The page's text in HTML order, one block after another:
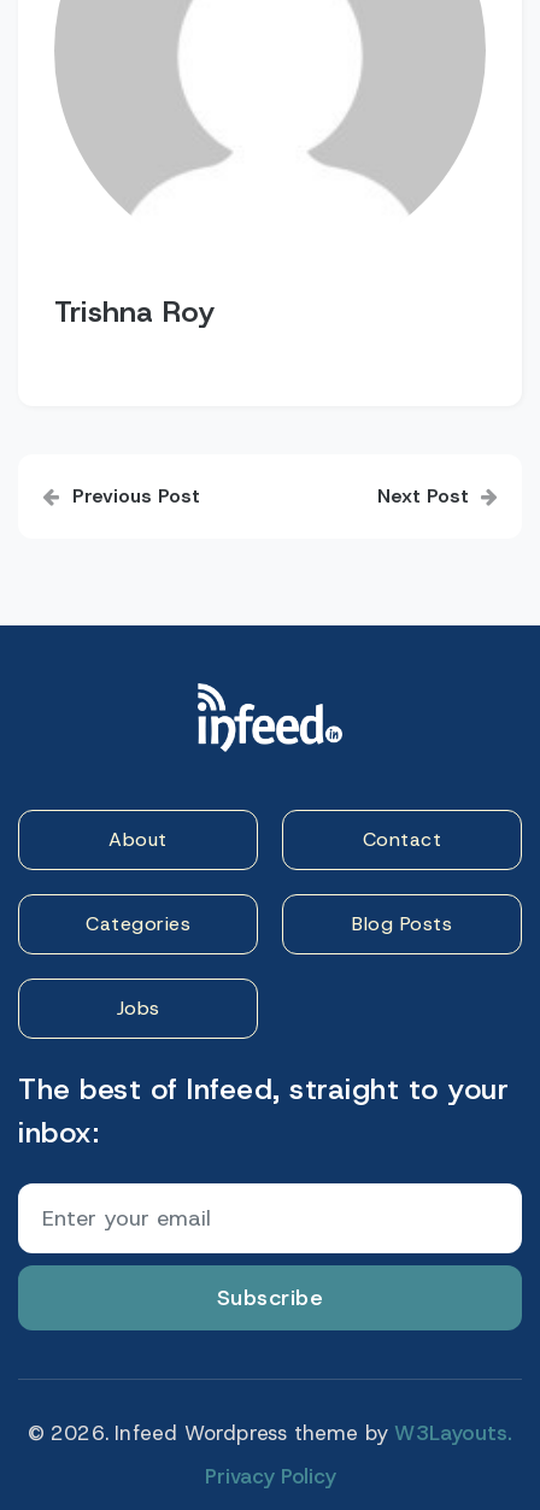
Trishna Roy
navigation
Previous Post Next Post
About Contact
Categories Blog Posts
Jobs
The best of Infeed, straight to your
inbox:
Subscribe
© 2026. Infeed Wordpress theme by W3Layouts.
Privacy Policy